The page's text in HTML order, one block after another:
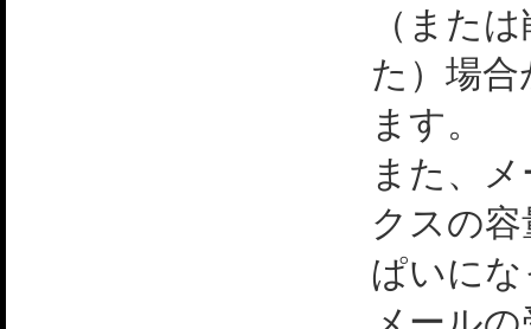
（また
た）場
ます。
また、
クスの
ぱいに